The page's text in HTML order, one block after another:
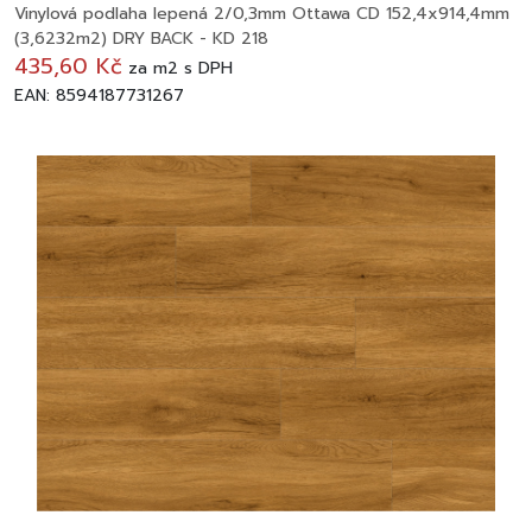
Vinylová podlaha lepená 2/0,3mm Ottawa CD 152,4x914,4mm
(3,6232m2) DRY BACK - KD 218
435,60 Kč za m2 s DPH
EAN: 8594187731267